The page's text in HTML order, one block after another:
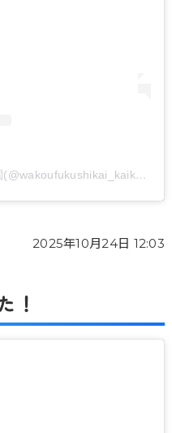
社会福祉法人和光福祉会 海光園(@wakoufukushikai_kaikouen)がシェアした投稿
2025年10月24日 12:03
！